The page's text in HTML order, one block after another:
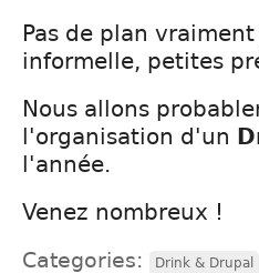
Pas de plan
informelle, petites
Nous allons
l'organisation d'un
l'année.
Venez nombreux !
Categories: Drink & Drupal